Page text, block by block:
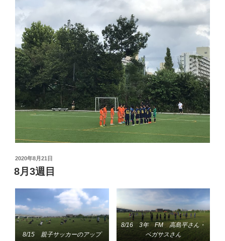
投
稿
日:
2020年8月21日
8月3週目
8/15 親子サッカーのアップ
8/16 3年 FM 高島平さん・
ペガサスさん